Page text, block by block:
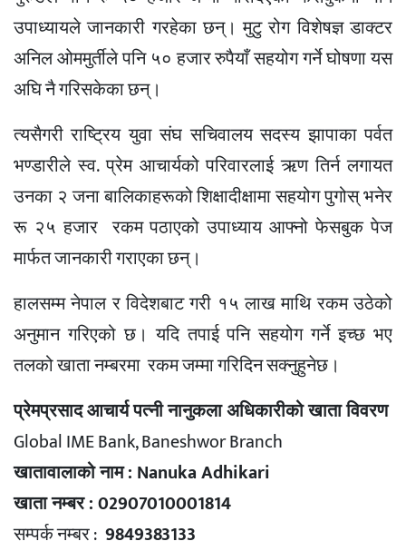
उपाध्यायले जानकारीगरहेकाछन्। मुटु रोग विशेषज्ञ डाक्टर
अनिल ओममुर्तीले पनि ५० हजार रुपैयाँ सहयोग गर्ने घोषणा यस
अघि नै गरिसकेका छन्।
त्यसैगरी राष्ट्रिय युवा संघ सचिवालय सदस्य झापाकापर्वत
भण्डारीले स्व. प्रेम आचार्यको परिवारलाई ऋण तिर्न लगायत
उनका २ जना बालिकाहरूको शिक्षादीक्षामा सहयोग पुगोस् भनेर
रू २५ हजार रकम पठाएको उपाध्याय आफ्नो फेसबुक पेज
मार्फत जानकारी गराएका छन्।
हालसम्म नेपाल र विदेशबाट गरी १५ लाख माथि रकम उठेको
अनुमान गरिएको छ। यदि तपाई पनि सहयोग गर्ने इच्छ भए
तलको खाता नम्बरमा रकम जम्मा गरिदिन सक्नुहुनेछ।
प्रेमप्रसाद आचार्य पत्नी नानुकला अधिकारीको खाता विवरण
Global IME Bank, Baneshwor Branch
खातावालाको नाम : Nanuka Adhikari
खाता नम्बर : 02907010001814
सम्पर्क नम्बर : 9849383133